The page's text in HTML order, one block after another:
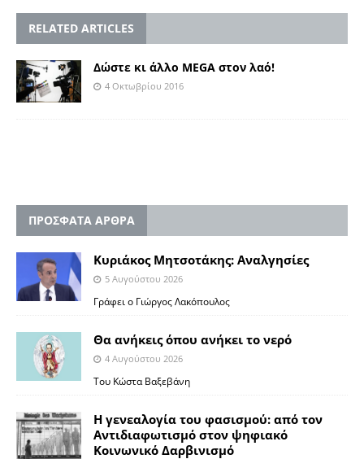
RELATED ARTICLES
Δώστε κι άλλο MEGA στον λαό!
4 Οκτωβρίου 2016
ΠΡΟΣΦΑΤΑ ΑΡΘΡΑ
Κυριάκος Μητσοτάκης: Αναλγησίες
5 Αυγούστου 2026
Γράφει ο Γιώργος Λακόπουλος
Θα ανήκεις όπου ανήκει το νερό
4 Αυγούστου 2026
Του Κώστα Βαξεβάνη
Η γενεαλογία του φασισμού: από τον
Αντιδιαφωτισμό στον ψηφιακό
Κοινωνικό Δαρβινισμό